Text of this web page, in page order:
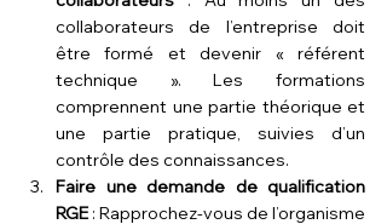
collaborateurs de l’entreprise doit
être formé et devenir « référent
technique ». Les formations
comprennent une partie théorique et
une partie pratique, suivies d’un
contrôle des connaissances.
Faire une demande de qualification
RGE : Rapprochez-vous de l’organisme